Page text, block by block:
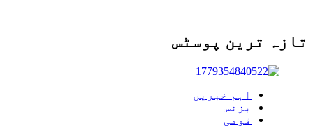
تازہ ترین پوسٹس
اہم خبریں
بزنس
قومی